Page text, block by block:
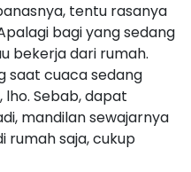
tentu rasanya
bagi yang sedang
bekerja dari rumah.
saat cuaca sedang
Sebab, dapat
mandilan sewajarnya
rumah saja, cukup